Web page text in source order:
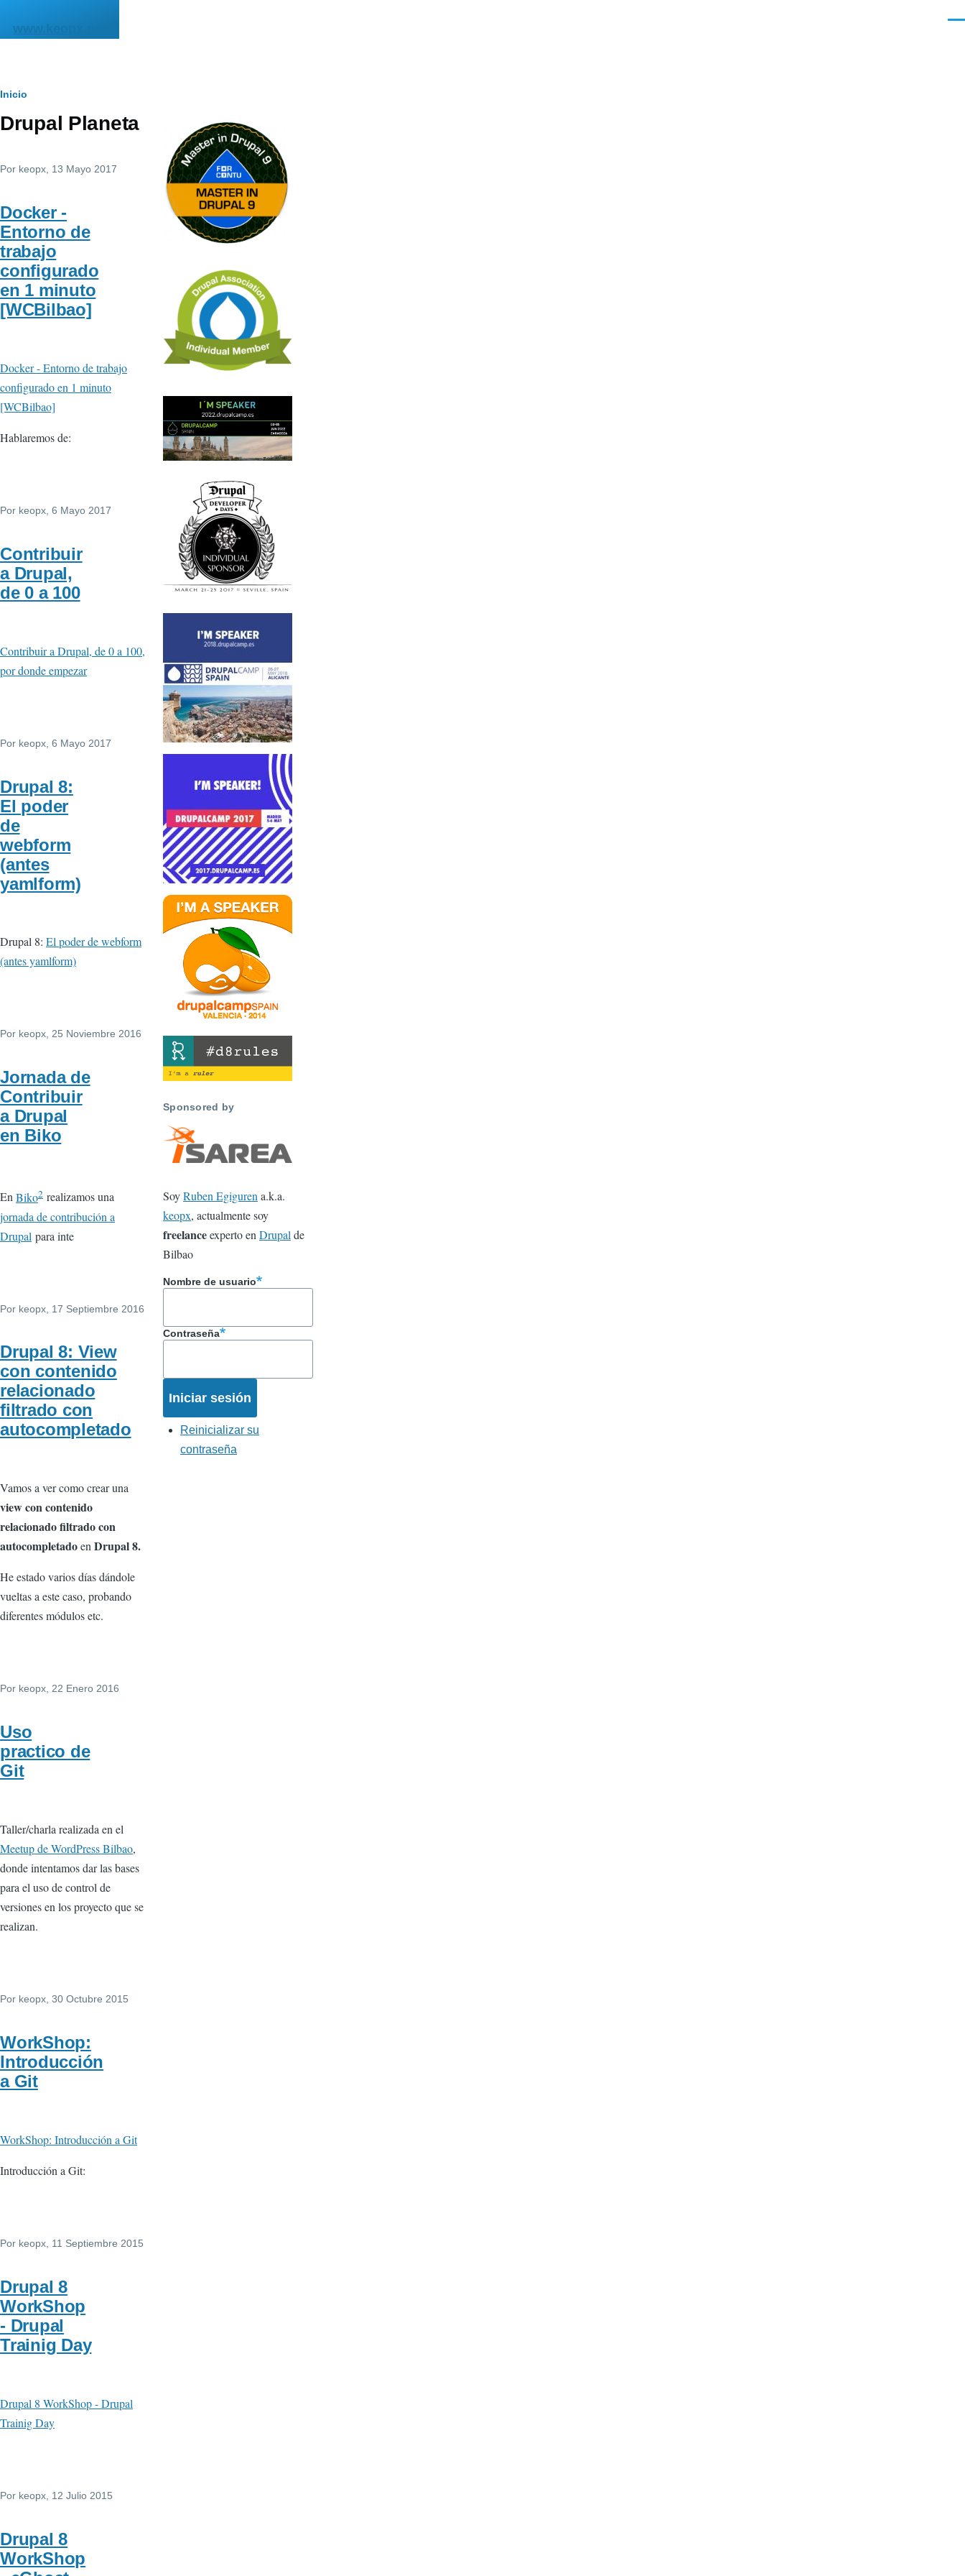
www.keopx.net
Ruta
de
Inicio
Drupal Planeta
Por keopx , 13 Mayo 2017
Docker -
Entorno de
trabajo
configurado
en 1 minuto
[WCBilbao]
Docker - Entorno de trabajo
configurado en 1 minuto
[WCBilbao]
Hablaremos de:
Por keopx , 6 Mayo 2017
Contribuir
a Drupal,
de 0 a 100
Contribuir a Drupal, de 0 a 100,
por donde empezar
Por keopx , 6 Mayo 2017
Drupal 8:
El poder
de
webform
(antes
yamlform)
Drupal 8: El poder de webform
(antes yamlform)
Por keopx, 25 Noviembre 2016
Jornada de
Contribuir
a Drupal
en Biko
EnBiko2 realizamos una
jornada de contribución a
Drupal para inte
Por keopx , 17 Septiembre 2016
Drupal 8: View
con contenido
relacionado
filtrado con
autocompletado
Vamos a ver como crear una
view con contenido
relacionado filtrado con
autocompletadoenDrupal 8.
He estado varios días dándole
vueltas a este caso, probando
diferentes módulos etc.
Por keopx, 22 Enero 2016
Uso
practico de
Git
Taller/charla realizada en el
Meetup de WordPress Bilbao,
donde intentamos dar las bases
para el uso de control de
versiones en los proyecto que se
realizan.
Por keopx, 30 Octubre 2015
WorkShop:
Introducción
a Git
WorkShop: Introducción a Git
Introducción a Git:
Por keopx , 11 Septiembre 2015
Drupal 8
WorkShop
- Drupal
Trainig Day
Drupal 8 WorkShop - Drupal
Trainig Day
Por keopx , 12 Julio 2015
Drupal 8
WorkShop
Sponsored by
SoyRuben Egiguren a.k.a.
keopx, actualmente soy
freelanceexperto en Drupal de
Bilbao
Nombre de usuario
Contraseña
Reinicializar su
contraseña